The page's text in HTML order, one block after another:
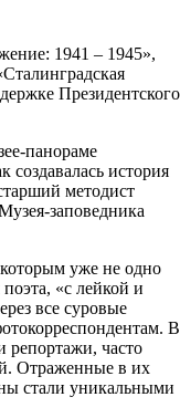
1941 – 1945»,
Президентского
панораме
создавалась история
методист
заповедника
уже не одно
«с лейкой и
все суровые
В
репортажи, часто
Отраженные в их
стали уникальными